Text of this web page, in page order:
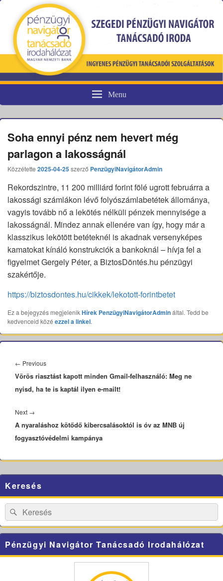
Pénzügyi fogyasztóvédelem
Menu
Soha ennyi pénz nem hevert még
parlagon a lakosságnál
Közzétette 2025-04-25szerző PenzügyiNavigátorAdmin
Rekordszintre, 11 200 milliárd forint fölé ugrott februárra a
lakossági számlákon lévő folyószámlabetétek állománya,
vagyis tovább nő a lekötés nélküli pénzek mennyisége a
lakosságnál. Mindez annak ellenére van így, hogy már a
klasszikus lekötött betéteknél is akadnak versenyképes
kamatokat kínáló konstrukciók a bankoknál – hívja fel a
figyelmet Gergely Péter, a BiztosDöntés.hu pénzügyi
szakértője.
https://biztosdontes.hu/cikkek/lekotott-forintbetet
Ez a bejegyzés megjelenikHírek PenzügyiNavigátorAdmináltal. Tedd be
kedvenceid közé ezzel a linkel.
navigáció
← PreviousPrevious
post:
Vörös riasztást kapott minden Gmail-felhasználó: Meg ne
nyisd, ha te is kaptál ilyen e-mailt!
Next →
post:
A nyaraláshoz kötődő kibercsalásoktól is óv az MNB új
fogyasztóvédelmi kampánya
Sidebar
Widget
Area
Keresés
Search
for:
Search
Pénzügyi Navigátor Tanácsadó Irodahálózat